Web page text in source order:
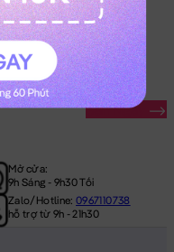
Săn Ngay
Mở cửa:
9h Sáng - 9h30 Tối
Zalo/Hotline:0967110738
hỗ trợ từ 9h - 21h30